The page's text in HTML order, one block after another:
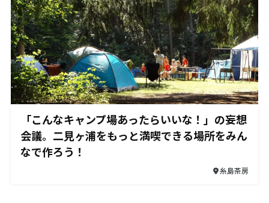
「こんなキャンプ場あったらいいな！」の妄想
会議。二見ヶ浦をもっと満喫できる場所をみん
なで作ろう！
糸島茶房